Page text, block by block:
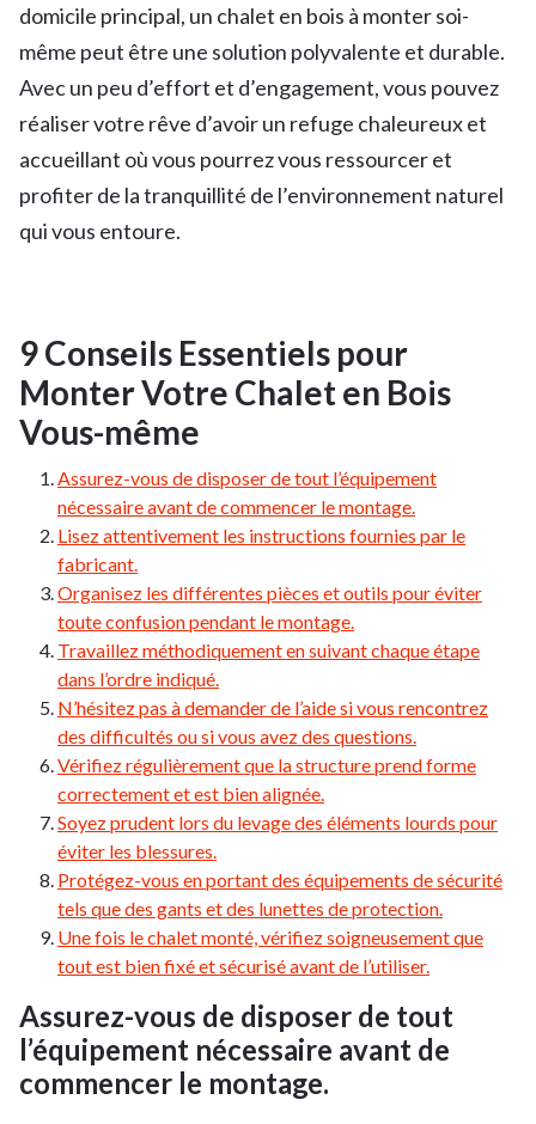
domicile principal, un chalet en bois à monter soi-
même peut être une solution polyvalente et durable.
Avec un peu d’effort et d’engagement, vous pouvez
réaliser votre rêve d’avoir un refuge chaleureux et
accueillant où vous pourrez vous ressourcer et
profiter de la tranquillité de l’environnement naturel
qui vous entoure.
9 Conseils Essentiels pour
Monter Votre Chalet en Bois
Vous-même
Assurez-vous de disposer de tout l’équipement
nécessaire avant de commencer le montage.
Lisez attentivement les instructions fournies par le
fabricant.
Organisez les différentes pièces et outils pour éviter
toute confusion pendant le montage.
Travaillez méthodiquement en suivant chaque étape
dans l’ordre indiqué.
N’hésitez pas à demander de l’aide si vous rencontrez
des difficultés ou si vous avez des questions.
Vérifiez régulièrement que la structure prend forme
correctement et est bien alignée.
Soyez prudent lors du levage des éléments lourds pour
éviter les blessures.
Protégez-vous en portant des équipements de sécurité
tels que des gants et des lunettes de protection.
Une fois le chalet monté, vérifiez soigneusement que
tout est bien fixé et sécurisé avant de l’utiliser.
Assurez-vous de disposer de tout
l’équipement nécessaire avant de
commencer le montage.